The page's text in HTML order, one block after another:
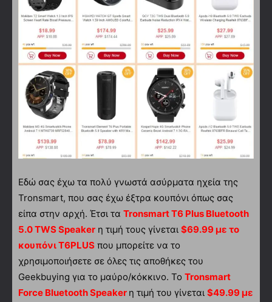
Εδώ σας έχω τα πολύ γνωστά ασύρματα ηχεία της
Tronsmart, που σας έχω έξτρα κουπόνι όπως σας
είπα στην αρχή. Έτσι τα Tronsmart T6 Plus Bluetooth
5.0 TWS Speaker η τιμή τους γίνεται $69.99 με το
κουπόνι T6PLUS που μπορείτε να το
χρησιμοποιήσετε σε όλες τις αποθήκες του
Geekbuying για το μαύρο/κόκκινο. Το Tronsmart
Force Bluetooth Speaker η τιμή του γίνεται $49.99 με